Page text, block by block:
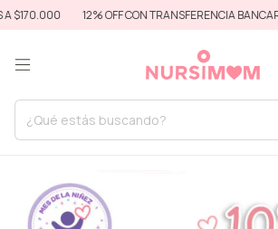
$170.000 12% OFF CON TRANSFERENCIA BANCARIA